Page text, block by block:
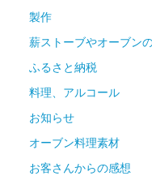
製作
薪ストーブやオーブン
ふるさと納税
料理、アルコール
お知らせ
オーブン料理素材
お客さんからの感想